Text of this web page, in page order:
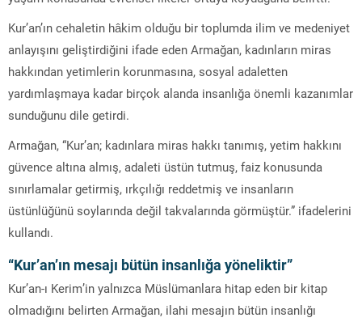
Kur’an’ın cehaletin hâkim olduğu bir toplumda ilim ve medeniyet
anlayışını geliştirdiğini ifade eden Armağan, kadınların miras
hakkından yetimlerin korunmasına, sosyal adaletten
yardımlaşmaya kadar birçok alanda insanlığa önemli kazanımlar
sunduğunu dile getirdi.
Armağan, “Kur’an; kadınlara miras hakkı tanımış, yetim hakkını
güvence altına almış, adaleti üstün tutmuş, faiz konusunda
sınırlamalar getirmiş, ırkçılığı reddetmiş ve insanların
üstünlüğünü soylarında değil takvalarında görmüştür.” ifadelerini
kullandı.
“Kur’an’ın mesajı bütün insanlığa yöneliktir”
Kur’an-ı Kerim’in yalnızca Müslümanlara hitap eden bir kitap
olmadığını belirten Armağan, ilahi mesajın bütün insanlığı